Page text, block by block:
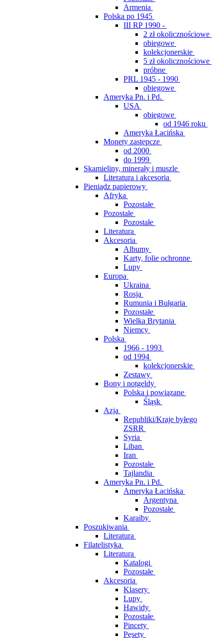
Armenia
Polska po 1945
III RP 1990 -
2 zł okolicznościowe
obiegowe
kolekcjonerskie
5 zł okolicznościowe
próbne
PRL 1945 - 1990
obiegowe
Ameryka Pn. i Pd.
USA
obiegowe
od 1946 roku
Ameryka Łacińska
Monety zastępcze
od 2000
do 1999
Skamieliny, minerały i muszle
Literatura i akcesoria
Pieniądz papierowy
Afryka
Pozostałe
Pozostałe
Pozostałe
Literatura
Akcesoria
Albumy
Karty, folie ochronne
Lupy
Europa
Ukraina
Rosja
Rumunia i Bułgaria
Pozostałe
Wielka Brytania
Niemcy
Polska
1966 - 1993
od 1994
kolekcjonerskie
Zestawy
Bony i notgeldy
Polska i powiązane
Śląsk
Azja
Republiki/Kraje byłego
ZSRR
Syria
Liban
Iran
Pozostałe
Tajlandia
Ameryka Pn. i Pd.
Ameryka Łacińska
Argentyna
Pozostałe
Karaiby
Poszukiwania
Literatura
Filatelistyka
Literatura
Katalogi
Pozostałe
Akcesoria
Klasery
Lupy
Hawidy
Pozostałe
Pincety
Pęsety